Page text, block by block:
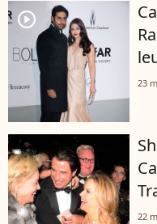
player2
23
22